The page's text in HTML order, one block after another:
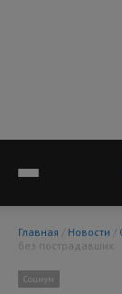
Главная / Новости /
без пострадавших
Социум